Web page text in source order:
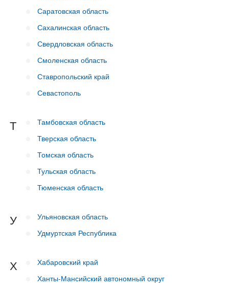
Саратовская область
Сахалинская область
Свердловская область
Смоленская область
Ставропольский край
Севастополь
Т
Тамбовская область
Тверская область
Томская область
Тульская область
Тюменская область
У
Ульяновская область
Удмуртская Республика
Х
Хабаровский край
Ханты-Мансийский автономный округ